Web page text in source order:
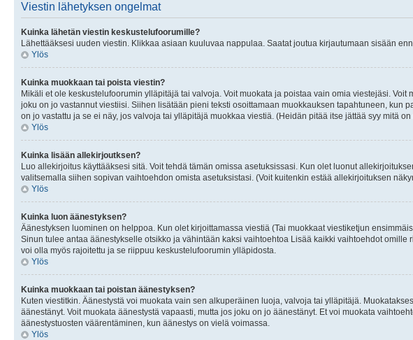
Viestin lähetyksen ongelmat
Kuinka lähetän viestin keskustelufoorumille?
Lähettääksesi uuden viestin. Klikkaa asiaan kuuluvaa nappulaa. Saatat joutua kirjautumaan sisään
Ylös
Kuinka muokkaan tai poista viestin?
Mikäli et ole keskustelufoorumin ylläpitäjä tai valvoja. Voit muokata ja poistaa vain omia viestejäsi.
joku on jo vastannut viestiisi. Siihen lisätään pieni teksti osoittamaan muokkauksen tapahtuneen, kun
on jo vastattu ja se ei näy, jos valvoja tai ylläpitäjä muokkaa viestiä. (Heidän pitää itse jättää syy mitä
Ylös
Kuinka lisään allekirjoutksen?
Luo allekirjoitus käyttääksesi sitä. Voit tehdä tämän omissa asetuksissasi. Kun olet luonut
valitsemalla siihen sopivan vaihtoehdon omista asetuksistasi. (Voit kuitenkin estää allekirjoituksen
Ylös
Kuinka luon äänestyksen?
Äänestyksen luominen on helppoa. Kun olet kirjoittamassa viestiä (Tai muokkaat viestiketjun
Sinun tulee antaa äänestykselle otsikko ja vähintään kaksi vaihtoehtoa Lisää kaikki vaihtoehdot
voi olla myös rajoitettu ja se riippuu keskustelufoorumin ylläpidosta.
Ylös
Kuinka muokkaan tai poistan äänestyksen?
Kuten viestitkin. Äänestystä voi muokata vain sen alkuperäinen luoja, valvoja tai ylläpitäjä.
äänestänyt. Voit muokata äänestystä vapaasti, mutta jos joku on jo äänestänyt. Et voi muokata
äänestystuosten väärentäminen, kun äänestys on vielä voimassa.
Ylös